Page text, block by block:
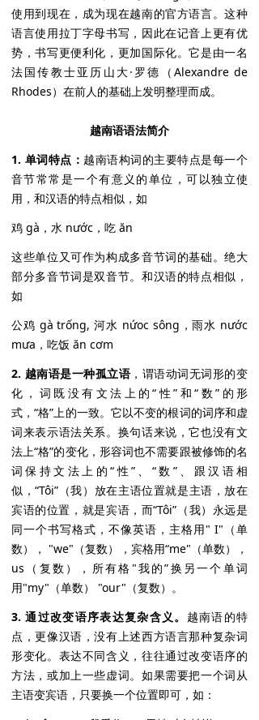
使用到现在，成为现在越南的官方语言。这种
语言使用拉丁字母书写，因此在记音上更有优
势，书写更便利化，更加国际化。它是由一名
法国传教士亚历山大·罗德（Alexandre de
Rhodes）在前人的基础上发明整理而成。
越南语语法简介
1. 单词特点： 越南语构词的主要特点是每一个
音节常常是一个有意义的单位，可以独立使
用，和汉语的特点相似，如
鸡 gà，水 nước，吃 ăn
这些单位又可作为构成多音节词的基础。绝大
部分多音节词是双音节。和汉语的特点相似，
如
公鸡 gà trống, 河水 nứoc sông，雨水 nước
mưa，吃饭 ăn cơm
2. 越南语是一种孤立语，谓语动词无词形的变
化，词既没有文法上的“性”和“数”的形
式，“格”上的一致。它以不变的根词的词序和虚
词来表示语法关系。换句话来说，它也没有文
法上“格”的变化，形容词也不需要跟被修饰的名
词保持文法上的“性”、“数”、跟汉语相
似，“Tôi”（我）放在主语位置就是主语，放在
宾语的位置，就是宾语，而“Tôi”（我）永远是
同一个书写格式，不像英语，主格用" I"（单
数）， "we"（复数），宾格用“me"（单数），
us（复数），所有格"我的”换另一个单词
用"my"（单数） "our"（复数）。
3. 通过改变语序表达复杂含义。 越南语的特
点，更像汉语，没有上述西方语言那种复杂词
形变化。表达不同含义，往往通过改变语序的
方法，或加上一些虚词。如果需要把一个词从
主语变宾语，只要换一个位置即可，如：